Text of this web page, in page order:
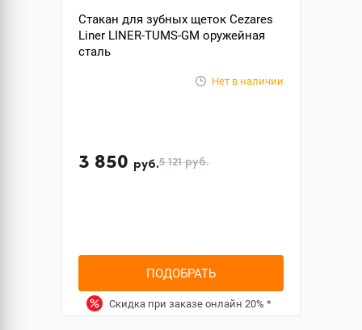
Стакан для зубных щеток Cezares
Liner LINER-TUMS-GM оружейная
сталь
Нет в наличии
3 850 руб.5 121руб.
ПОДОБРАТЬ
Скидка при заказе онлайн 20% *